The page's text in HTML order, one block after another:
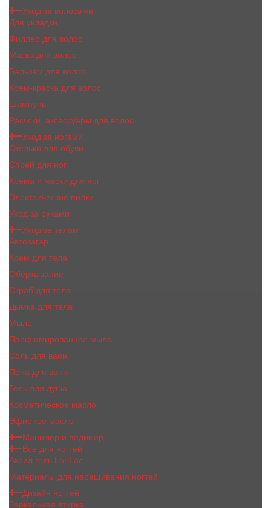
Уход за волосами
Для укладки
Филлер для волос
Маска для волос
Бальзам для волос
Крем-краска для волос
Шампунь
Расчски, аксессуары для волос
Уход за ногами
Стельки для обуви
Спрей для ног
Крема и маски для ног
Электрические пилки
Уход за руками
Уход за телом
Автозагар
Крем для тела
Обертывание
Скраб для тела
Дымка для тела
Мыло
Парфюмированное мыло
Соль для ванн
Пена для ванн
Гель для душа
Косметическое масло
Эфирное масло
Маникюр и педикюр
Все для ногтей
Акрил гель LoriLac
Материалы для наращивания ногтей
Дизайн ногтей
Зеркальная втирка